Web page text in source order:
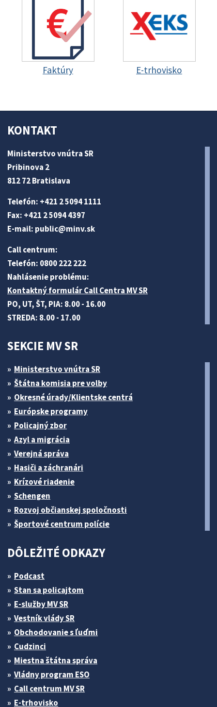
Faktúry E-trhovisko
KONTAKT
Ministerstvo vnútra SR
Pribinova 2
812 72 Bratislava
Telefón: +421 2 5094 1111
Fax: +421 2 5094 4397
E-mail: public@minv.sk
Call centrum:
Telefón: 0800 222 222
Nahlásenie problému:
Kontaktný formulár Call Centra MV SR
PO, UT, ŠT, PIA: 8.00 - 16.00
STREDA: 8.00 - 17.00
SEKCIE MV SR
Ministerstvo vnútra SR
Štátna komisia pre volby
Okresné úrady/Klientske centrá
Európske programy
Policajný zbor
Azyl a migrácia
Verejná správa
Hasiči a záchranári
Krízové riadenie
Schengen
Rozvoj občianskej spoločnosti
Športové centrum polície
DÔLEŽITÉ ODKAZY
Podcast
Stan sa policajtom
E-služby MV SR
Vestník vlády SR
Obchodovanie s ľuďmi
Cudzinci
Miestna štátna správa
Vládny program ESO
Call centrum MV SR
E-trhovisko